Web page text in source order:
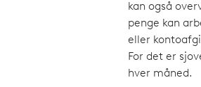
kan også
penge kan
eller
For det er
hver måned.